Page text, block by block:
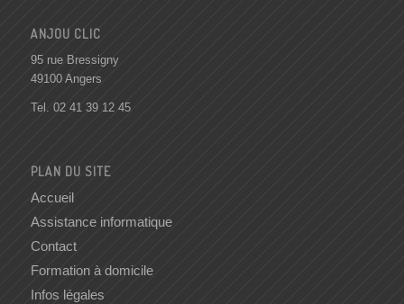
ANJOU CLIC
95 rue Bressigny
49100 Angers
Tel. 02 41 39 12 45
PLAN DU SITE
Accueil
Assistance informatique
Contact
Formation à domicile
Infos légales